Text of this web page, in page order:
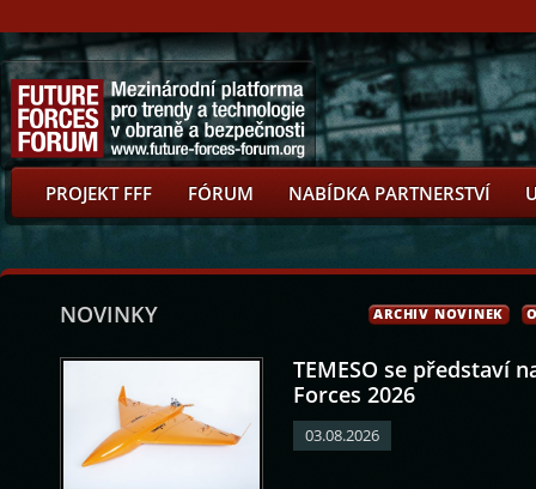
PROJEKT FFF FÓRUM NABÍDKA PARTNERSTVÍ
NOVINKY ARCHIV NOVINEK
TEMESO se představí
Forces 2026
03.08.2026